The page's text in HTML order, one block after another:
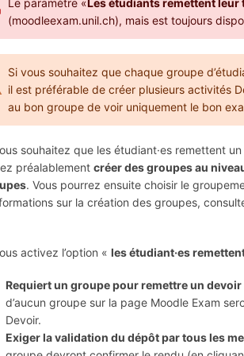
Le paramètre « Les étudiants remettent
(moodleexam.unil.ch), mais est toujours
Si vous souhaitez que chaque groupe
il est préférable de créer plusieurs activités
au bon groupe de voir uniquement le bon
souhaitez que les étudiant·es remettent
préalablementcréer des groupes au
. Vous pourrez ensuite choisir le
sur la création des groupes,
activez l’option «les étudiant·es
Requiert un groupe pour remettre un devoir
d’aucun groupe sur la page Moodle Exam
Devoir.
Exiger la validation du dépôt par tous les